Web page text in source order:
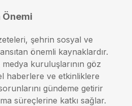
şehrin sosyal ve
önemli kaynaklardır.
kuruluşlarının göz
haberlere ve etkinliklere
gündeme getirir
süreçlerine katkı sağlar.